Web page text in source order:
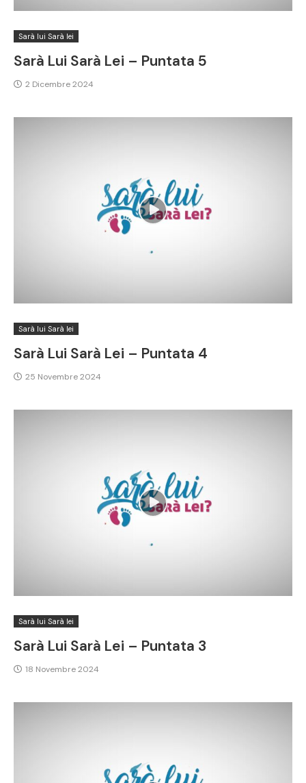
Sarà lui Sarà lei
Sarà Lui Sarà Lei – Puntata 5
2 Dicembre 2024
Sarà lui Sarà lei
Sarà Lui Sarà Lei – Puntata 4
25 Novembre 2024
Sarà lui Sarà lei
Sarà Lui Sarà Lei – Puntata 3
18 Novembre 2024